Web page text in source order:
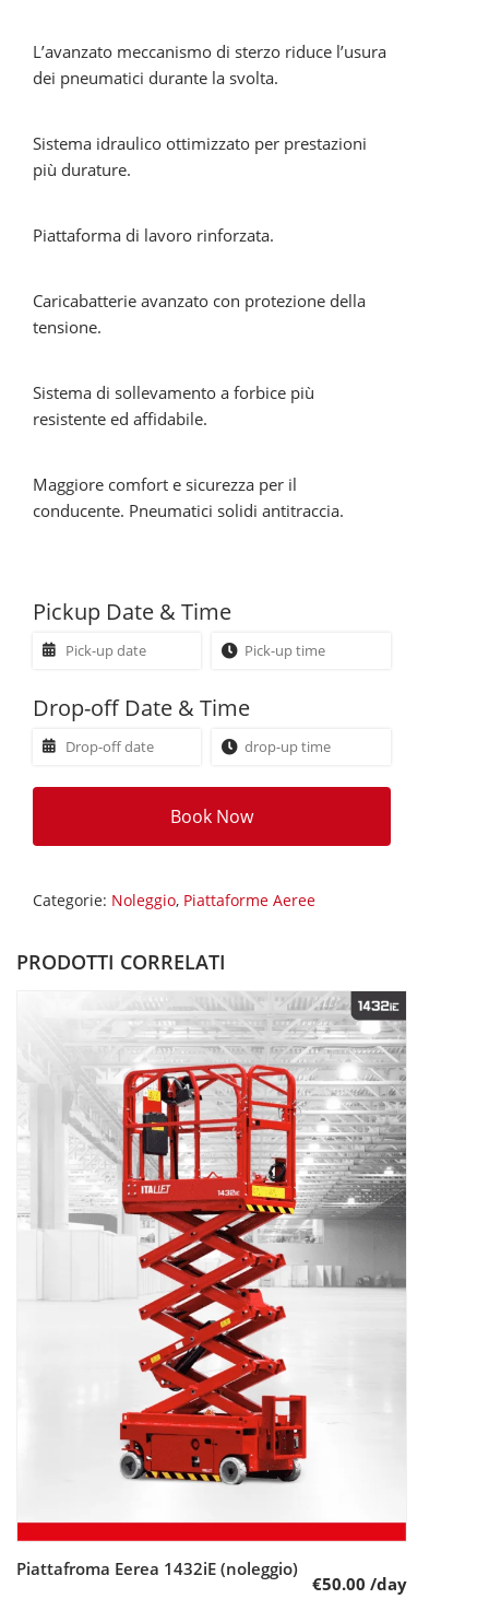
L’avanzato meccanismo di sterzo riduce l’usura
dei pneumatici durante la svolta.
Sistema idraulico ottimizzato per prestazioni
più durature.
Piattaforma di lavoro rinforzata.
Caricabatterie avanzato con protezione della
tensione.
Sistema di sollevamento a forbice più
resistente ed afﬁdabile.
Maggiore comfort e sicurezza per il
conducente. Pneumatici solidi antitraccia.
Pickup Date & Time
Drop-off Date & Time
Book Now
Categorie: Noleggio, Piattaforme Aeree
PRODOTTI CORRELATI
Leggi tutto
Piattafroma Eerea 1432iE (noleggio)
€50.00 /day